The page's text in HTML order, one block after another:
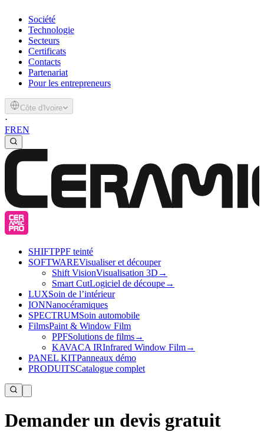
Société
Technologie
Secteurs
Certificats
Contacts
Partenariat
Pour les entrepreneurs
Côte d'Ivoire
·
FREN
SHIFTPPF teinté
SOFTWAREVisualiser et découper
Shift VisionVisualisation 3D →
Smart CutLogiciel de découpe→
LUXSoin de l’intérieur
IONNanocéramiques
SPECTRUMSoin automobile
FilmsPaint & Window Film
PPFSolutions de films→
KAVACA IRInfrared Window Film→
PANEL KITPanneaux démo
PRODUITSCatalogue complet
Demander un devis gratuit